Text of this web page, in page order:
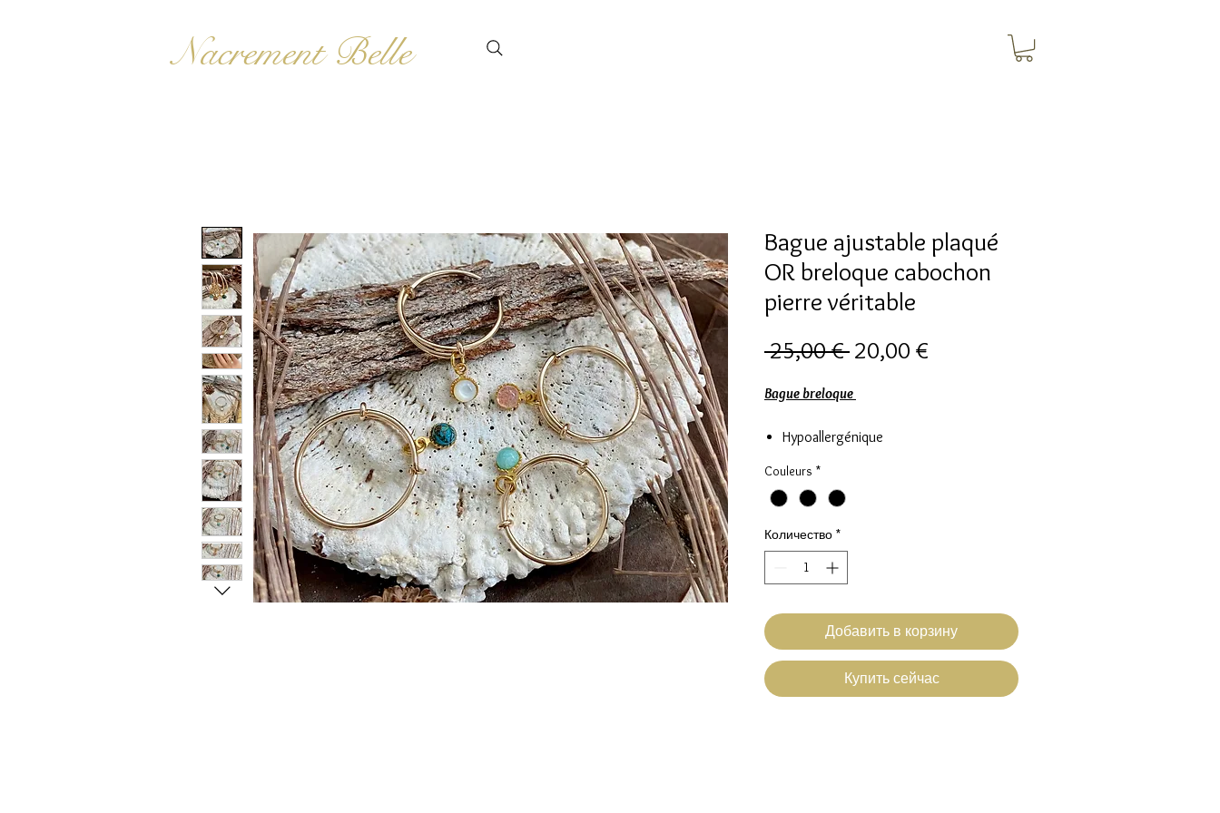
Nacrement Belle
Bague ajustable plaqué
OR breloque cabochon
pierre véritable
25,00 € Обычная
20,00 €
Bague breloque
Hypoallergénique
Breloque cabochon pierre véritable
Ajustable 52 au 56
quartz rose et turquoise cuivré
Fait Main fabriqué en FRANCE
Expédition sous 3 à 8 jours ouvrés
Livraison gratuite en FRANCE
Réf. BA21 A Nacre Blance
Couleurs *
Количество *
Добавить в корзину
Купить сейчас